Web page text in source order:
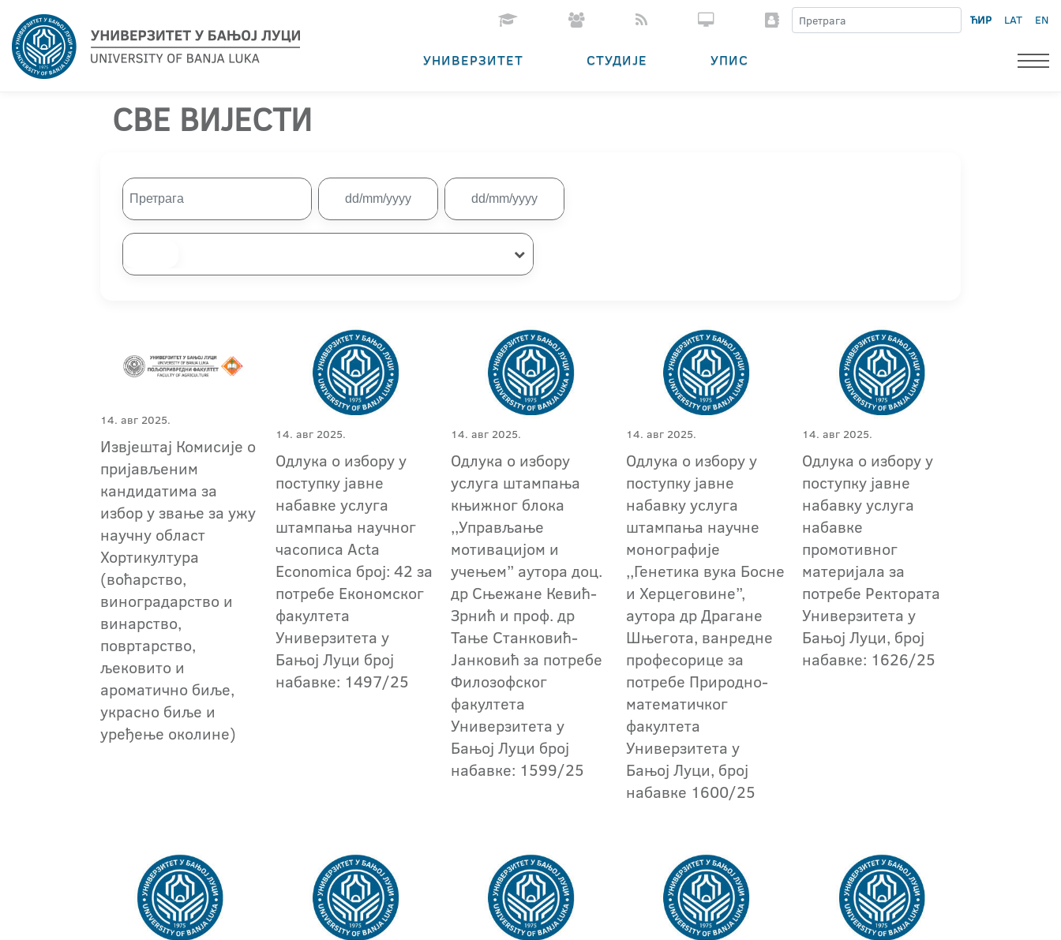
ЋИР LAT EN
УНИВЕРЗИТЕТ СТУДИЈЕ УПИС
СВЕ ВИЈЕСТИ
14. авг 2025.
Извјештај Комисије о
пријављеним
кандидатима за
избор у звање за ужу
научну област
Хортикултура
(воћарство,
виноградарство и
винарство,
повртарство,
љековито и
ароматично биље,
украсно биље и
уређење околине)
14. авг 2025.
Одлука о избору у
поступку јавне
набавке услуга
штампања научног
часописа Acta
Economica број: 42 за
потребе Економског
факултета
Универзитета у
Бањој Луци број
набавке: 1497/25
14. авг 2025.
Одлука о избору
услуга штампања
књижног блока
,,Управљање
мотивацијом и
учењем” аутора доц.
др Сњежане Кевић-
Зрнић и проф. др
Тање Станковић-
Јанковић за потребе
Филозофског
факултета
Универзитета у
Бањој Луци број
набавке: 1599/25
14. авг 2025.
Одлука о избору у
поступку јавне
набавку услуга
штампања научне
монографије
,,Генетика вука Босне
и Херцеговине”,
аутора др Драгане
Шњегота, ванредне
професорице за
потребе Природно-
математичког
факултета
Универзитета у
Бањој Луци, број
набавке 1600/25
14. авг 2025.
Одлука о избору у
поступку јавне
набавку услуга
набавке
промотивног
материјала за
потребе Ректората
Универзитета у
Бањој Луци, број
набавке: 1626/25